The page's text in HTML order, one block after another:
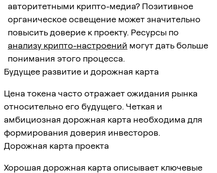
авторитетными крипто-медиа? Позитивное
органическое освещение может значительно
повысить доверие к проекту. Ресурсы по
анализу крипто-настроений могут дать больше
понимания этого процесса.
Будущее развитие и дорожная карта
Цена токена часто отражает ожидания рынка
относительно его будущего. Четкая и
амбициозная дорожная карта необходима для
формирования доверия инвесторов.
Дорожная карта проекта
Хорошая дорожная карта описывает ключевые